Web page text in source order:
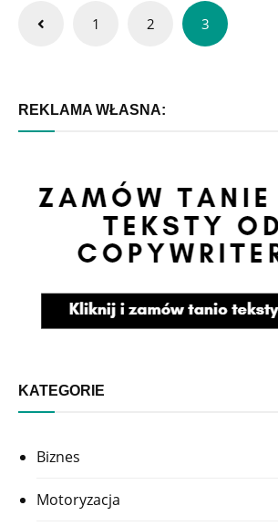
Stronicowanie
1 2 3
REKLAMA WŁASNA:
KATEGORIE
Biznes
Motoryzacja